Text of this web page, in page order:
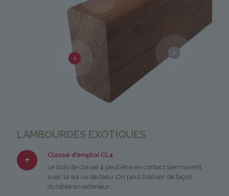
LAMBOURDES EXOTIQUES
Classe d'emploi CL4
Le bois de classe 4 peut être en contact permanent
avec le sol ou de l’eau. On peut l’utiliser de façon
durable en extérieur.